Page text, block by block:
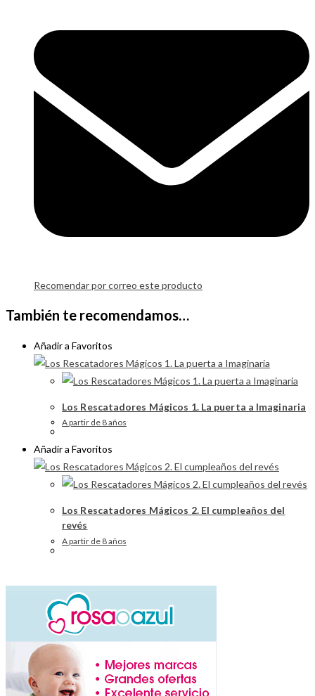
Recomendar por correo este producto
También te recomendamos…
Añadir a Favoritos
Los Rescatadores Mágicos 1. La puerta a Imaginaria
A partir de 8 años
Añadir a Favoritos
Los Rescatadores Mágicos 2. El cumpleaños del
revés
A partir de 8 años